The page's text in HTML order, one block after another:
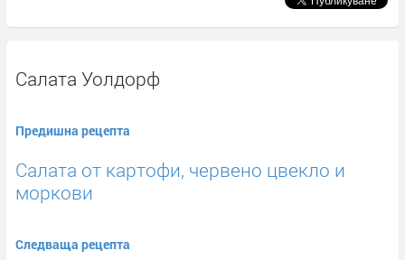
Салата Уолдорф
Предишна рецепта
Салата от картофи, червено цвекло и
моркови
Следваща рецепта